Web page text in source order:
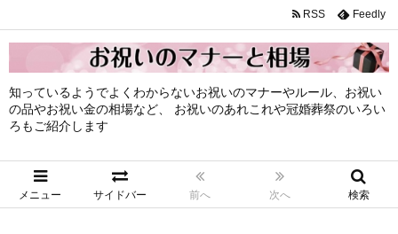
知っているようでよくわからないお祝いのマナーやルール、お祝い
の品やお祝い金の相場など、 お祝いのあれこれや冠婚葬祭のいろい
ろもご紹介します
メニュー サイドバー 前へ 次へ 検索
RSS Feedly